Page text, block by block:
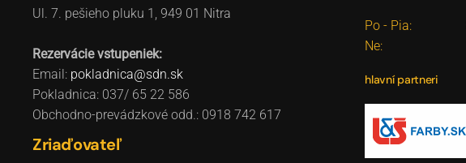
Ul. 7. pešieho pluku 1, 949 01 Nitra
Rezervácie vstupeniek:
Email: pokladnica@sdn.sk
Pokladnica: 037/ 65 22 586
Obchodno-prevádzkové odd.: 0918 742 617
Zriaďovateľ
Po - Pia:
Ne:
hlavní partneri